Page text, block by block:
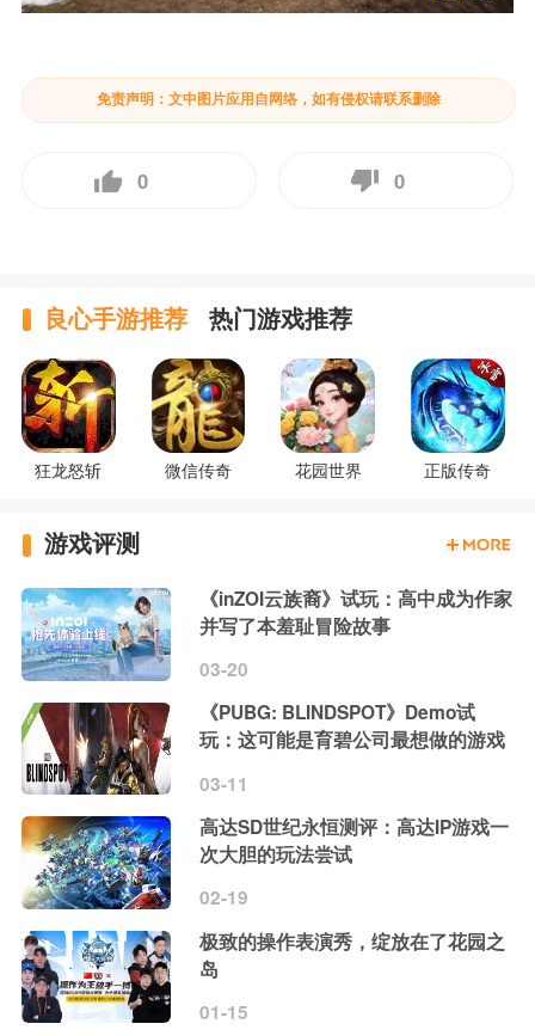
免责声明：文中图片应用自网络，如有侵权请联系删除
0 0
良心手游推荐 热门游戏推荐
狂龙怒斩 微信传奇 花园世界 正版传奇
游戏评测
《inZOI云族裔》试玩：高中成为作家
并写了本羞耻冒险故事
03-20
《PUBG: BLINDSPOT》Demo试
玩：这可能是育碧公司最想做的游戏
03-11
高达SD世纪永恒测评：高达IP游戏一
次大胆的玩法尝试
02-19
极致的操作表演秀，绽放在了花园之
岛
01-15